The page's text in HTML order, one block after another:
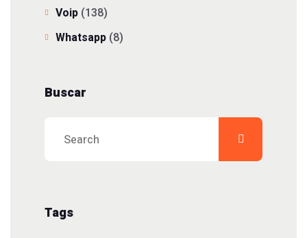
Voip (138)
Whatsapp (8)
Buscar
Tags